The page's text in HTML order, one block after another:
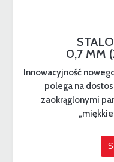
0,7 MM
Innowacyjność
polega na
zaokrąglonymi